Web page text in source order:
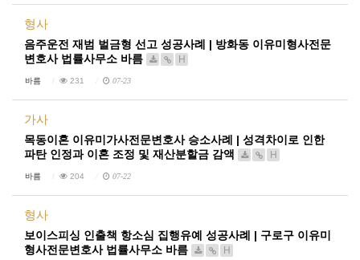
형사
음주운전 재범 벌금형 선고 성공사례 | 방화동 이유미형사전문
변호사 법률사무소 바름
H
바름 231 07-23
가사
목동이혼 이유미가사전문변호사 승소사례 | 성격차이로 인한
파탄 인정과 이혼 조정 및 재산분할금 감액
H
바름 204 07-22
형사
보이스피싱 인출책 항소심 집행유예 성공사례 | 구로구 이유미
형사전문변호사 법률사무소 바름
H